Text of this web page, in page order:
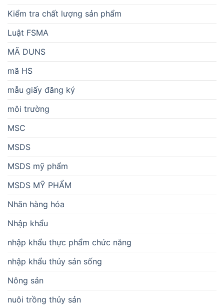
Kiểm tra chất lượng sản phẩm
Luật FSMA
MÃ DUNS
mã HS
mẫu giấy đăng ký
môi trường
MSC
MSDS
MSDS mỹ phẩm
MSDS MỸ PHẨM
Nhãn hàng hóa
Nhập khẩu
nhập khẩu thực phẩm chức năng
nhập khẩu thủy sản sống
Nông sản
nuôi trồng thủy sản